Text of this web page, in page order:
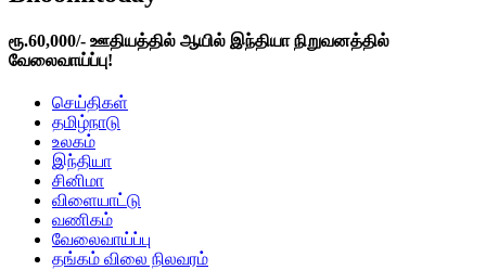
ரூ.60,000/- ஊதியத்தில் ஆயில் இந்தியா நிறுவனத்தில்
வேலைவாய்ப்பு!
செய்திகள்
தமிழ்நாடு
உலகம்
இந்தியா
சினிமா
விளையாட்டு
வணிகம்
வேலைவாய்ப்பு
தங்கம் விலை நிலவரம்